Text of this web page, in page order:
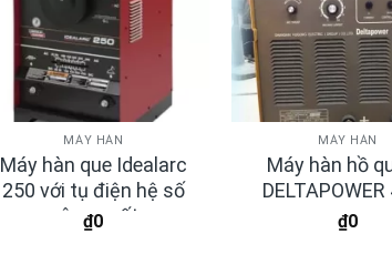
MÁY HÀN
Máy hàn que Idealarc
250 với tụ điện hệ số
công suất
₫0
MÁY HÀN
Máy hàn hồ
DELTAPOWER
₫0